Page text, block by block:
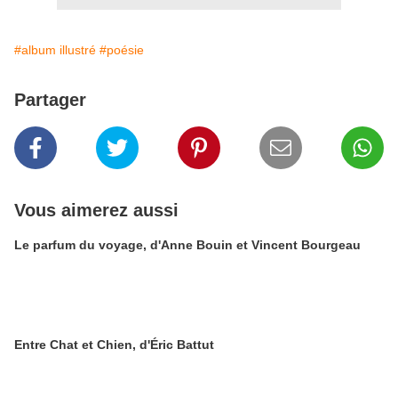
#album illustré #poésie
Partager
Vous aimerez aussi
Le parfum du voyage, d'Anne Bouin et Vincent Bourgeau
Entre Chat et Chien, d'Éric Battut